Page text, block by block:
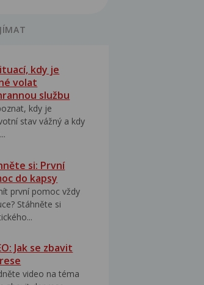
kdy je
volat
službu
kdy je
stav vážný a kdy
si: První
do kapsy
první pomoc vždy
Stáhněte si
Jak se zbavit
video na téma